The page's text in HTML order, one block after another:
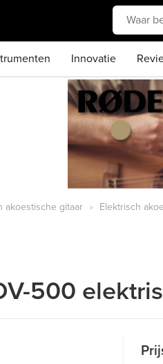
Innovatie
akoestische gitaar Elektrisch
500